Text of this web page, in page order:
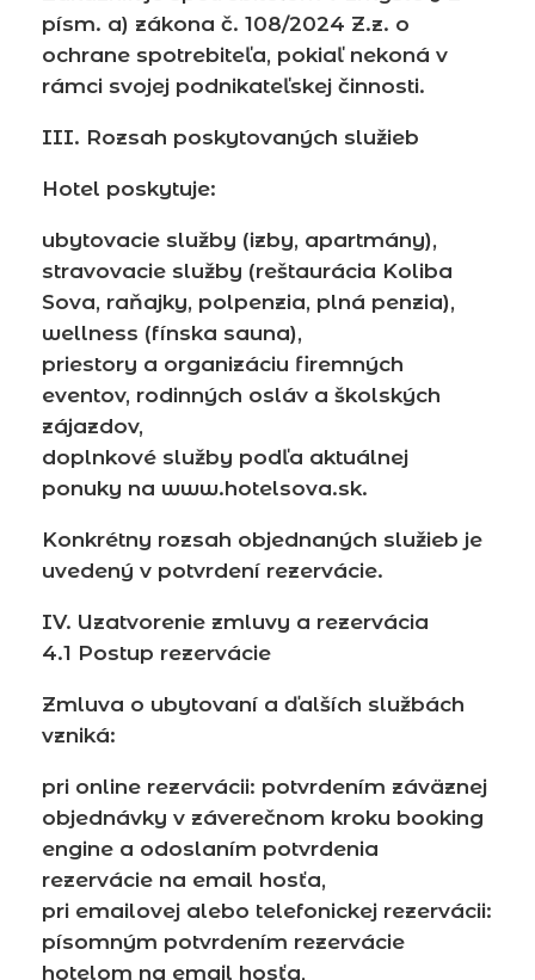
písm. a) zákona č. 108/2024 Z.z. o
ochrane spotrebiteľa, pokiaľ nekoná v
rámci svojej podnikateľskej činnosti.
III. Rozsah poskytovaných služieb
Hotel poskytuje:
ubytovacie služby (izby, apartmány),
stravovacie služby (reštaurácia Koliba
Sova, raňajky, polpenzia, plná penzia),
wellness (fínska sauna),
priestory a organizáciu firemných
eventov, rodinných osláv a školských
zájazdov,
doplnkové služby podľa aktuálnej
ponuky na www.hotelsova.sk.
Konkrétny rozsah objednaných služieb je
uvedený v potvrdení rezervácie.
IV. Uzatvorenie zmluvy a rezervácia
4.1 Postup rezervácie
Zmluva o ubytovaní a ďalších službách
vzniká:
pri online rezervácii: potvrdením záväznej
objednávky v záverečnom kroku booking
engine a odoslaním potvrdenia
rezervácie na email hosťa,
pri emailovej alebo telefonickej rezervácii:
písomným potvrdením rezervácie
hotelom na email hosťa,